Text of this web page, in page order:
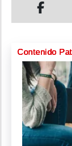
Contenido